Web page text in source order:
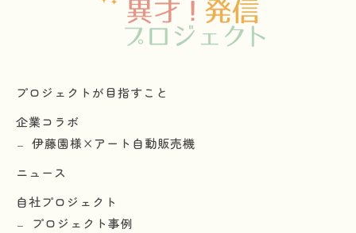
プロジェクトが目指すこと
企業コラボ
伊藤園様×アート自動販売機
ニュース
自社プロジェクト
プロジェクト事例